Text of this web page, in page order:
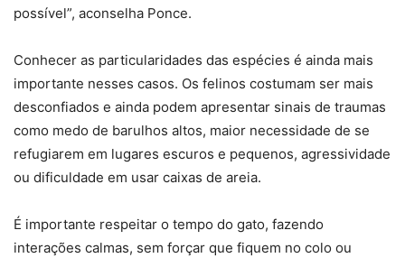
possível”, aconselha Ponce.
Conhecer as particularidades das espécies é ainda mais
importante nesses casos. Os felinos costumam ser mais
desconfiados e ainda podem apresentar sinais de traumas
como medo de barulhos altos, maior necessidade de se
refugiarem em lugares escuros e pequenos, agressividade
ou dificuldade em usar caixas de areia.
É importante respeitar o tempo do gato, fazendo
interações calmas, sem forçar que fiquem no colo ou